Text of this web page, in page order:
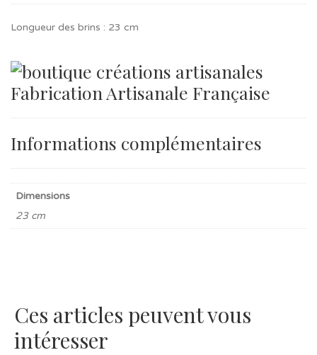
Longueur des brins : 23 cm
Fabrication Artisanale Française
Informations complémentaires
Dimensions
23 cm
Ces articles peuvent vous
intéresser